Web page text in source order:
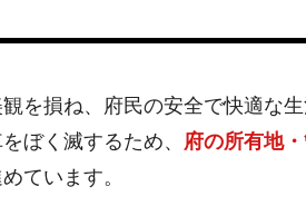
を損ね、府民の安全で快適な生
ぼく滅するため、 府の所有地
ています。